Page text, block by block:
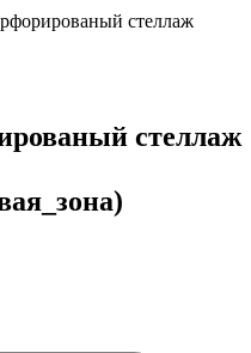
стеллаж
стеллаж